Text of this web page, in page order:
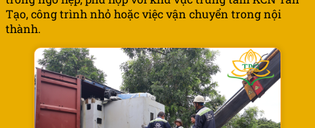
Tạo, công trình nhỏ hoặc việc vận chuyển trong nội
thành.